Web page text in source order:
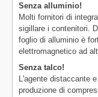
Senza alluminio!
Molti fornitori di
sigillare i contenitori.
foglio di alluminio è
elettromagnetico ad
Senza talco!
L'agente distaccante
produzione di